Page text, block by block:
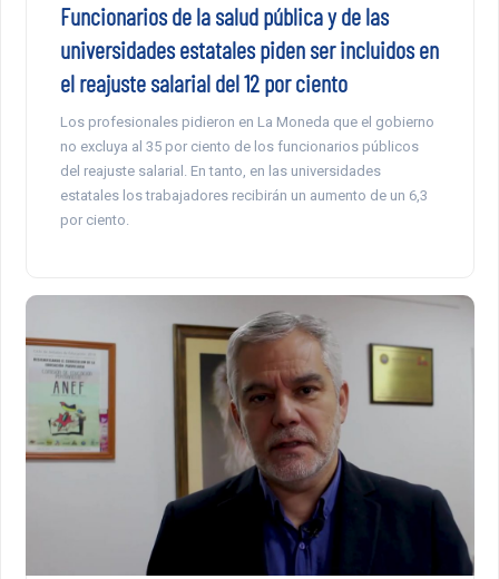
Funcionarios de la salud pública y de las
universidades estatales piden ser incluidos en
el reajuste salarial del 12 por ciento
Los profesionales pidieron en La Moneda que el gobierno
no excluya al 35 por ciento de los funcionarios públicos
del reajuste salarial. En tanto, en las universidades
estatales los trabajadores recibirán un aumento de un 6,3
por ciento.